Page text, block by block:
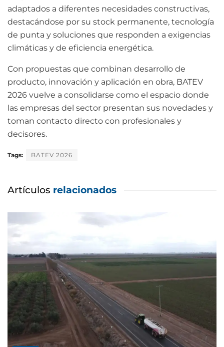
adaptados a diferentes necesidades constructivas,
destacándose por su stock permanente, tecnología
de punta y soluciones que responden a exigencias
climáticas y de eficiencia energética.
Con propuestas que combinan desarrollo de
producto, innovación y aplicación en obra, BATEV
2026 vuelve a consolidarse como el espacio donde
las empresas del sector presentan sus novedades y
toman contacto directo con profesionales y
decisores.
Tags: BATEV 2026
Artículos relacionados